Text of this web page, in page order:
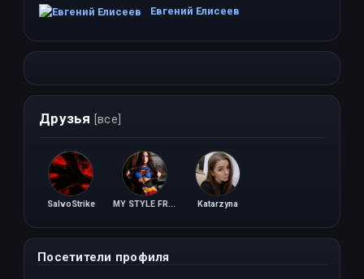
Евгений Елисеев
Друзья [все]
SalvoStrike MY STYLE FROM THE DARK SIDE Katarzyna
Посетители профиля